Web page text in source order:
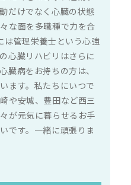
だけでなく心臓の状態
な面を多職種で力を合
は管理栄養士という心強
心臓リハビリはさらに
臓病をお持ちの方は、
ます。私たちにいつで
や安城、豊田など西三
が元気に暮らせるお手
です。一緒に頑張りま